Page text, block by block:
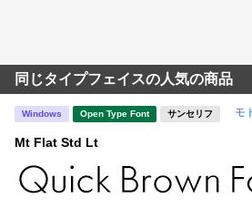
同じタイプフェイスの人気の商品
Windows Open Type Font サンセリフ モ
Mt Flat Std Lt